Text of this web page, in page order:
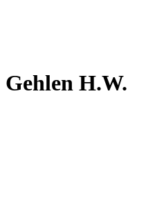
Gehlen H.W.